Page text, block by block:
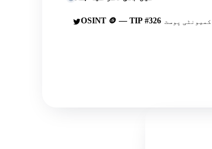
OSINT 🪙 — TIP #326 کمیونٹی پوسٹ